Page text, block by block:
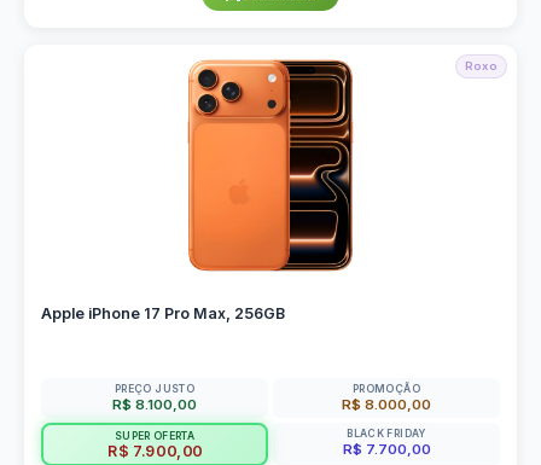
Roxo
Apple iPhone 17 Pro Max, 256GB
PREÇO JUSTO
R$ 8.100,00
PROMOÇÃO
R$ 8.000,00
SUPER OFERTA
R$ 7.900,00
BLACK FRIDAY
R$ 7.700,00